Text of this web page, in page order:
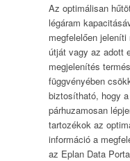
Az optimálisan
légáram
megfelelően
útját vagy az adott
megjelenítés
függvényében
biztosítható, hogy
párhuzamosan
tartozékok az
információ a
az Eplan Data